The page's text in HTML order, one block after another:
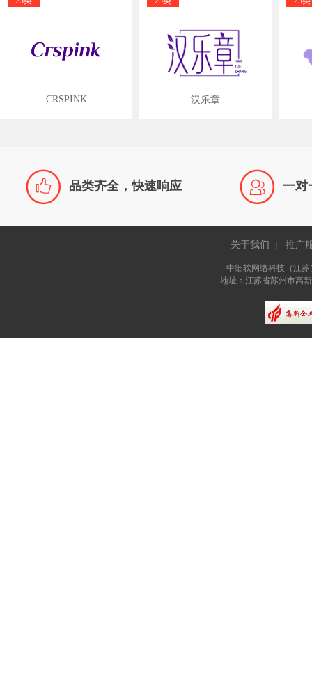
CRSPINK 汉乐章
 品类齐全，快速响应  一对
关于我们 推广
中细软网络科技（江
地址：江苏省苏州市高